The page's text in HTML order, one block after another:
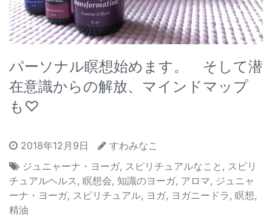
パーソナル瞑想始めます。 そして潜
在意識からの解放、マインドマップ
も♡
2018年12月9日
すわみなこ
ジュニャーナ・ヨーガ, スピリチュアルなこと , スピリ
チュアルヘルス, 瞑想会, 知識のヨーガ, アロマ, ジュニャ
ーナ・ヨーガ, スピリチュアル, ヨガ, ヨガニードラ, 瞑想,
精油